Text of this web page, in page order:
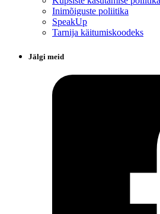
Inimõiguste poliitika
SpeakUp
Tarnija käitumiskoodeks
Jälgi meid